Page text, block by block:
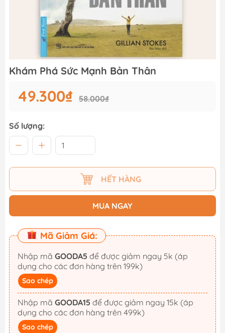
Khám Phá Sức Mạnh Bản Thân
49.300₫ 58.000₫
Số lượng:
HẾT HÀNG
MUA NGAY
Mã Giảm Giá:
Nhập mã GOODA5
dụng cho các đơn hàng trên 199k)
Sao chép
Nhập mã GOODA15
dụng cho các đơn hàng trên 499k)
Sao chép